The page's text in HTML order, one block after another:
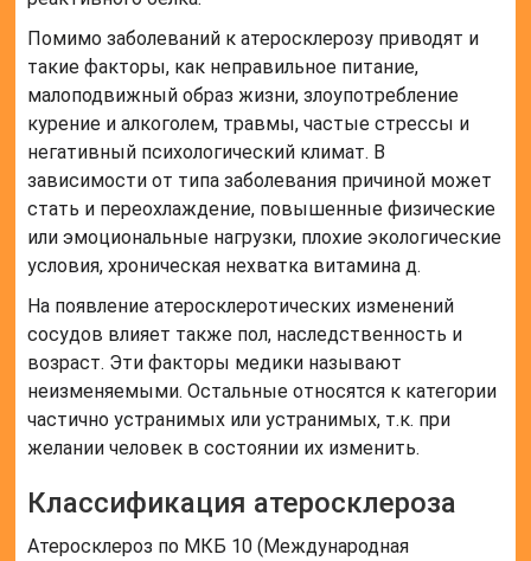
Помимо заболеваний к атеросклерозу приводят и
такие факторы, как неправильное питание,
малоподвижный образ жизни, злоупотребление
курение и алкоголем, травмы, частые стрессы и
негативный психологический климат. В
зависимости от типа заболевания причиной может
стать и переохлаждение, повышенные физические
или эмоциональные нагрузки, плохие экологические
условия, хроническая нехватка витамина д.
На появление атеросклеротических изменений
сосудов влияет также пол, наследственность и
возраст. Эти факторы медики называют
неизменяемыми. Остальные относятся к категории
частично устранимых или устранимых, т.к. при
желании человек в состоянии их изменить.
Классификация атеросклероза
Атеросклероз по МКБ 10 (Международная